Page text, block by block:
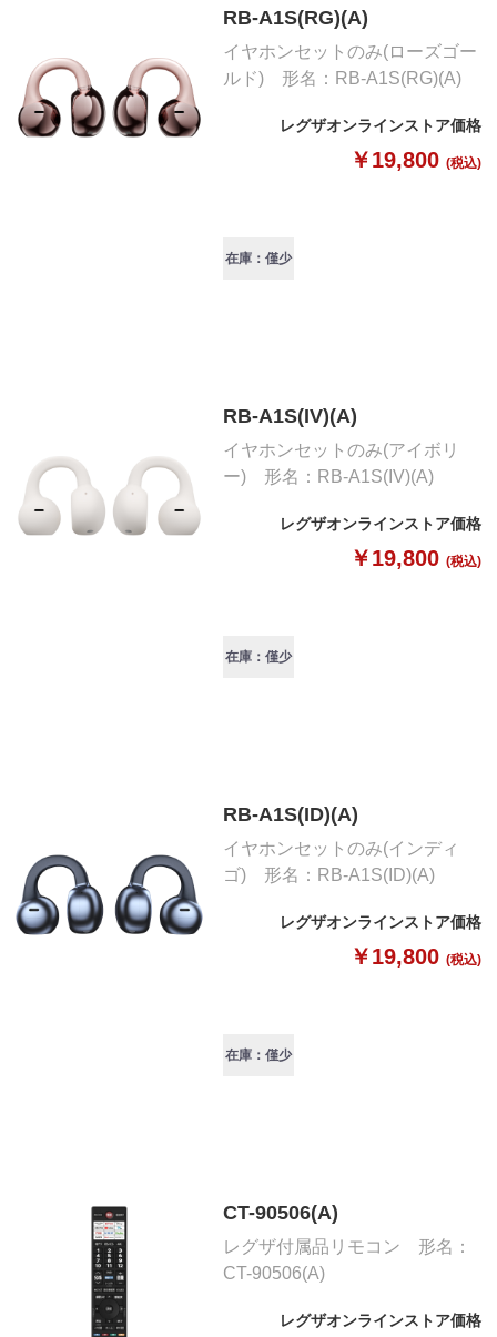
RB-A1S(RG)(A)
イヤホンセットのみ(ローズゴー
ルド) 形名：RB-A1S(RG)(A)
レグザオンラインストア価格
￥19,800 (税込)
在庫：僅少
RB-A1S(IV)(A)
イヤホンセットのみ(アイボリ
ー) 形名：RB-A1S(IV)(A)
レグザオンラインストア価格
￥19,800 (税込)
在庫：僅少
RB-A1S(ID)(A)
イヤホンセットのみ(インディ
ゴ) 形名：RB-A1S(ID)(A)
レグザオンラインストア価格
￥19,800 (税込)
在庫：僅少
CT-90506(A)
レグザ付属品リモコン 形名：
CT-90506(A)
レグザオンラインストア価格